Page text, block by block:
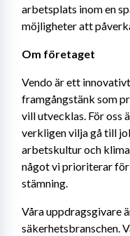
arbetsplats inom en
möjligheter att
Om företaget
Vendo är ett
framgångstänk som
vill utvecklas. För oss
verkligen vilja gå till
arbetskultur och
något vi prioriterar
stämning.
Våra uppdragsgivare
säkerhetsbranschen.